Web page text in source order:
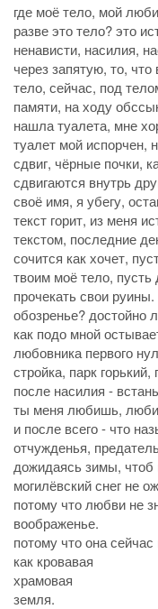
где моё тело, мой
разве это тело? это
ненависти, насилия,
через запятую, то,
тело, сейчас, под
памяти, на ходу
нашла туалета, мне
туалет мой испорчен,
сдвиг, чёрные почки,
сдвигаются внутрь
своё имя, я убегу,
текст горит, из меня
текстом, последние
сочится как хочет,
твоим моё тело, пусть
прочекать свои
обозренье? достойно
как подо мной
любовника первого
стройка, парк
после насилия -
ты меня любишь,
и после всего - что
отчужденья,
дожидаясь зимы, чтоб
могилёвский снег не
потому что любви не
воображенье.
потому что она
как кровавая
храмовая
земля.